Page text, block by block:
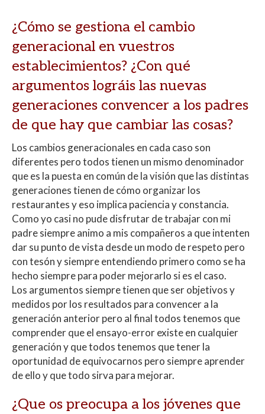
¿Cómo se gestiona el cambio
generacional en vuestros
establecimientos? ¿Con qué
argumentos lográis las nuevas
generaciones convencer a los padres
de que hay que cambiar las cosas?
Los cambios generacionales en cada caso son
diferentes pero todos tienen un mismo denominador
que es la puesta en común de la visión que las distintas
generaciones tienen de cómo organizar los
restaurantes y eso implica paciencia y constancia.
Como yo casi no pude disfrutar de trabajar con mi
padre siempre animo a mis compañeros a que intenten
dar su punto de vista desde un modo de respeto pero
con tesón y siempre entendiendo primero como se ha
hecho siempre para poder mejorarlo si es el caso.
Los argumentos siempre tienen que ser objetivos y
medidos por los resultados para convencer a la
generación anterior pero al final todos tenemos que
comprender que el ensayo-error existe en cualquier
generación y que todos tenemos que tener la
oportunidad de equivocarnos pero siempre aprender
de ello y que todo sirva para mejorar.
¿Que os preocupa a los jóvenes que